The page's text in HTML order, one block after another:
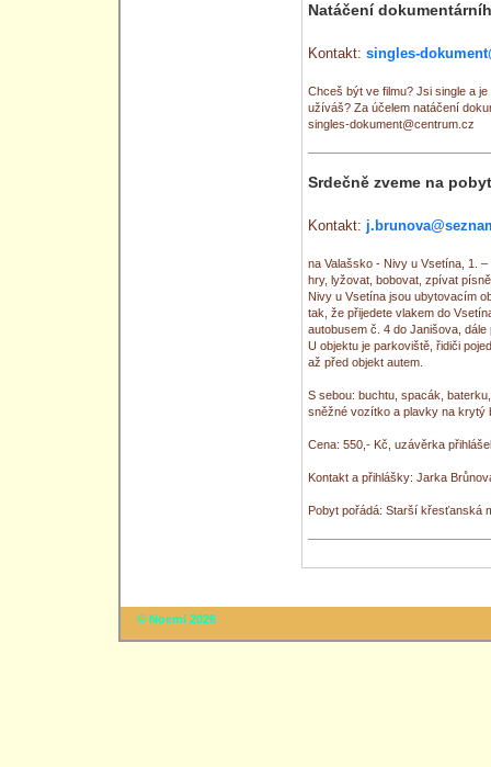
Natáčení
Kontakt: singles-
Chceš být ve filmu? Jsi single a
užíváš? Za účelem natáčení
singles-dokument@centrum.cz
Srdečně zveme na
Kontakt:
na Valašsko - Nivy u Vsetína, 1.
hry, lyžovat, bobovat, zpívat
Nivy u Vsetína jsou ubytovacím
tak, že přijedete vlakem do
autobusem č. 4 do Janišova,
U objektu je parkoviště, řidiči
až před objekt autem.
S sebou: buchtu, spacák,
sněžné vozítko a plavky na krytý
Cena: 550,- Kč, uzávěrka
Kontakt a přihlášky: Jarka
Pobyt pořádá: Starší křesťanská
© Noemi 2026